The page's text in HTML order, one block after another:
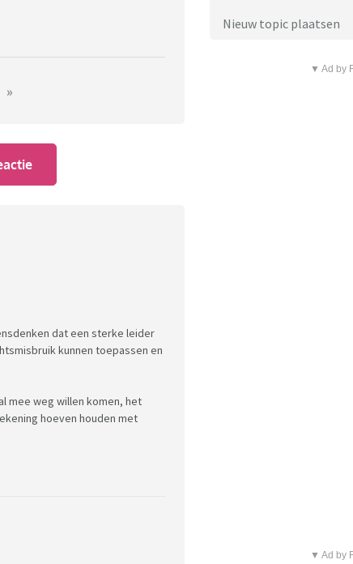
De strijd om het Witte
waarin veel gebeurd op dit
»
dat een sterke leider
kunnen toepassen en
mee weg willen komen, het
hoeven houden met
Nieuw topic plaatsen
▼ Ad by
▼ Ad by